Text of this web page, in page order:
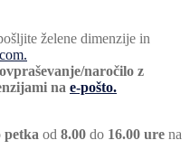
želene dimenzije in
naročilo z
na e-pošto.
petka od 8.00 do 16.00 ure na